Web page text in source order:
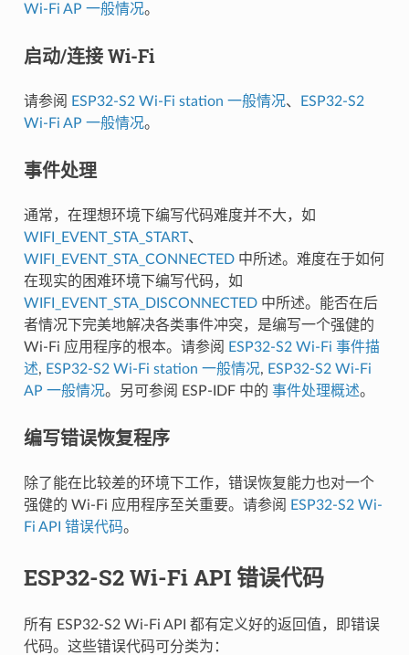
Wi-Fi AP 一般情况。
启动/连接 Wi-Fi
请参阅 ESP32-S2 Wi-Fi station 一般情况、
ESP32-S2
Wi-Fi AP 一般情况。
事件处理
通常，在理想环境下编写代码难度并不大，如
WIFI_EVENT_STA_START、
WIFI_EVENT_STA_CONNECTED中所述。难度在于如何
在现实的困难环境下编写代码，如
WIFI_EVENT_STA_DISCONNECTED中所述。能否在后
者情况下完美地解决各类事件冲突，是编写一个强健的
Wi-Fi 应用程序的根本。请参阅
ESP32-S2 Wi-Fi 事件描
述, ESP32-S2 Wi-Fi station 一般情况, ESP32-S2 Wi-Fi
AP 一般情况。另可参阅 ESP-IDF 中的 事件处理概述。
编写错误恢复程序
除了能在比较差的环境下工作，错误恢复能力也对一个
强健的 Wi-Fi 应用程序至关重要。请参阅
ESP32-S2 Wi-
Fi API 错误代码。
ESP32-S2 Wi-Fi API 错误代码
所有 ESP32-S2 Wi-Fi API 都有定义好的返回值，即错误
代码。这些错误代码可分类为：